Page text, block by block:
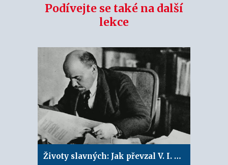
Podívejte se také na další
lekce
Životy slavných: Jak převzal V. I. Lenin moc nad největší zemí světa?